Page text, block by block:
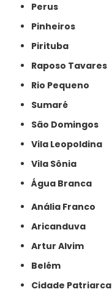
Perus
Pinheiros
Pirituba
Raposo Tavares
Rio Pequeno
Sumaré
São Domingos
Vila Leopoldina
Vila Sônia
Água Branca
Anália Franco
Aricanduva
Artur Alvim
Belém
Cidade Patriarca